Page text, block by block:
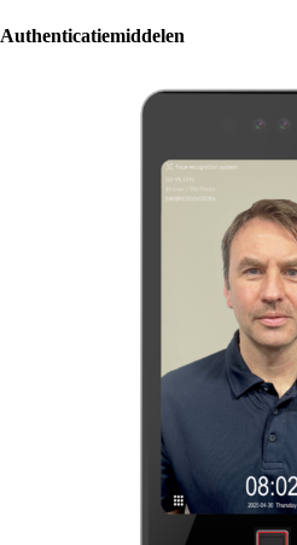
Authenticatiemiddelen